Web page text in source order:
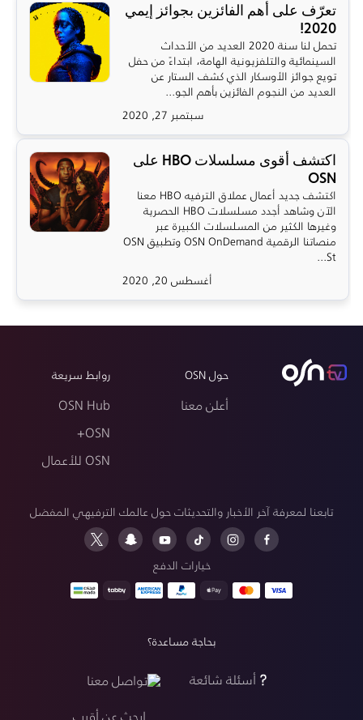
تعرّف على أهم الفائزين بجوائز إيمي
2020!
تحمل لنا سنة 2020 العديد من الأحداث
السينمائية والتلفزيونية الهامة، ابتداءً من حفل
تويع جوائز الأوسكار الذي كشف الستار عن
العديد من النجوم الفائزين بأهم الجو...
سبتمبر 27, 2020
اكتشف أقوى مسلسلات HBO على
OSN
اكتشف جديد أعمال عملاق الترفيه HBO معنا
الآن وشاهد أجدد مسلسلات HBO الحصرية
وغيرها الكثير من المسلسلات الكبيرة عبر
منصاتنا الرقمية OSN OnDemand وتطبيق OSN
St...
أغسطس 20, 2020
حول OSN
أعلن معنا
روابط سريعة
OSN Hub
OSN+
OSN للأعمال
تابعنا لمعرفة آخر الأخبار والتحديثات حول عالمك الترفيهي المفضل
خيارات الدفع
بحاجة مساعدة؟
أسئلة شائعة
تواصل معنا